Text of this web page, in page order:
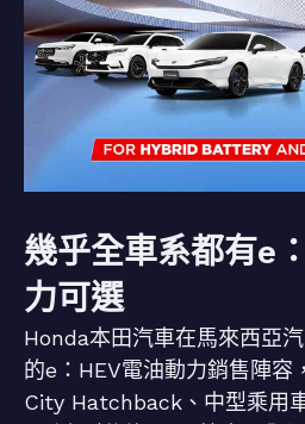
幾乎全車系都有e
力可選
Honda本田汽車在馬來西亞
的e：HEV電油動力銷售陣容
City Hatchback、中型乘用